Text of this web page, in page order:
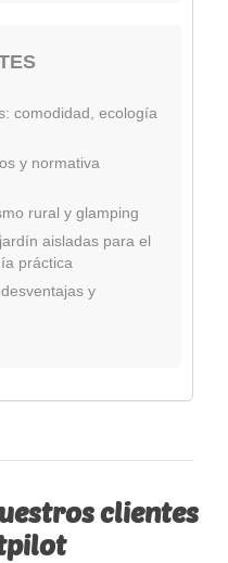
comodidad, ecología
y normativa
rural y glamping
aisladas para el
práctica
y
clientes